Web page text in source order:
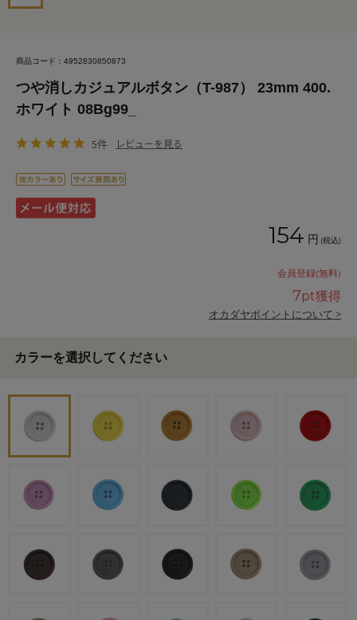
商品コード：4952830850873
つや消しカジュアルボタン（T-987） 23mm 400.
ホワイト 08Bg99_
5件 レビューを見る
154 円 (税込)
会員登録(無料)
7pt獲得
オカダヤポイントについて >
カラーを選択してください